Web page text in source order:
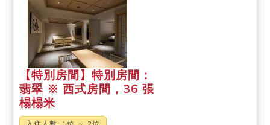
【特別房間】特別房間：
翡翠 ※ 西式房間，36 張
榻榻米